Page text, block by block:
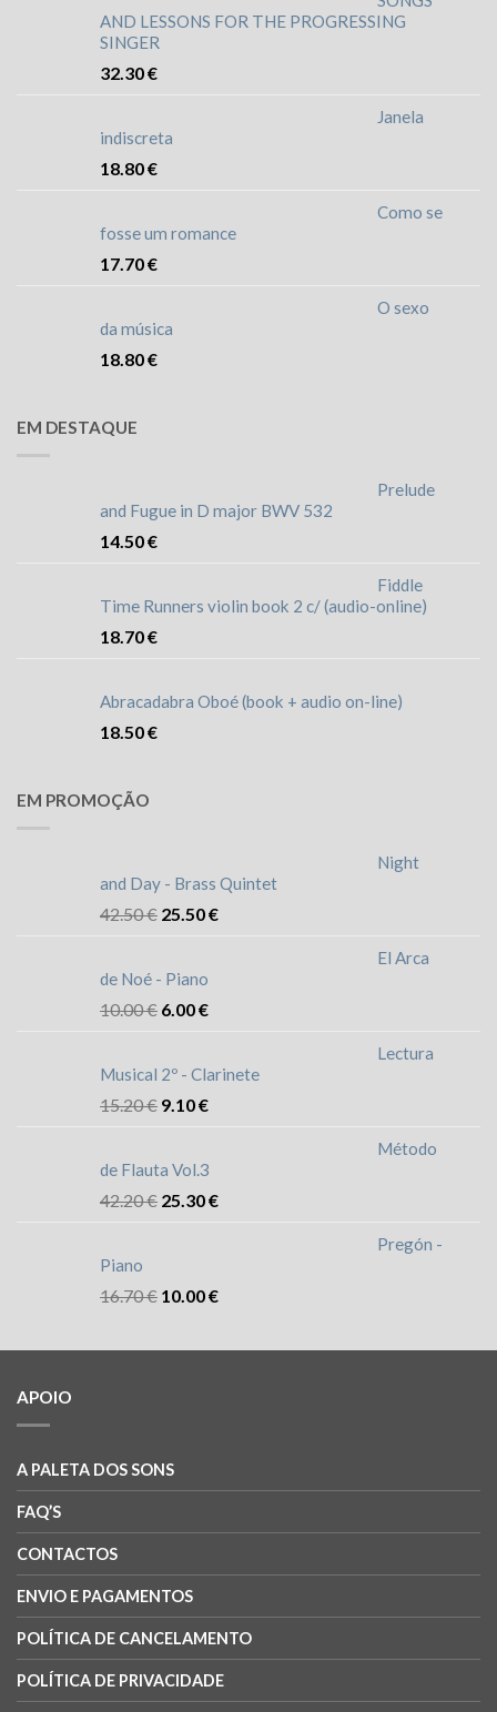
AND LESSONS FOR THE PROGRESSING
SINGER
32.30€
Janela
indiscreta
18.80€
Como se
fosse um romance
17.70€
O sexo
da música
18.80€
EM DESTAQUE
Prelude
and Fugue in D major BWV 532
14.50€
Fiddle
Time Runners violin book 2 c/ (audio-online)
18.70€
Abracadabra Oboé (book + audio on-line)
18.50€
EM PROMOÇÃO
Night
and Day - Brass Quintet
42.50€ 25.50€
El Arca
de Noé - Piano
10.00€ 6.00€
Lectura
Musical 2º - Clarinete
15.20€ 9.10€
Método
de Flauta Vol.3
42.20€ 25.30€
Pregón -
Piano
16.70€ 10.00€
APOIO
A PALETA DOS SONS
FAQ’S
CONTACTOS
ENVIO E PAGAMENTOS
POLÍTICA DE CANCELAMENTO
POLÍTICA DE PRIVACIDADE